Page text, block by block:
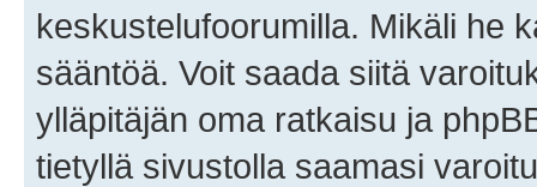
keskustelufoorumilla. Mikäli he
sääntöä. Voit saada siitä
ylläpitäjän oma ratkaisu ja
tietyllä sivustolla saamasi